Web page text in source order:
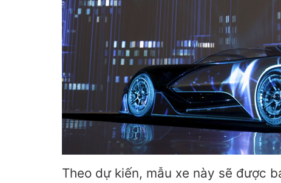
Theo dự kiến, mẫu xe này sẽ được